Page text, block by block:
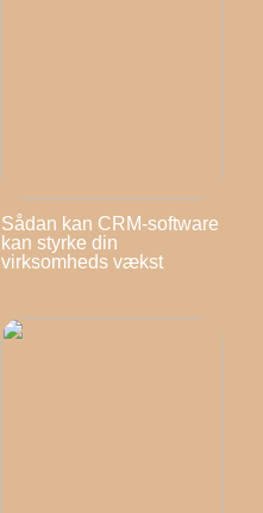
Sådan kan CRM-software
kan styrke din
virksomheds vækst